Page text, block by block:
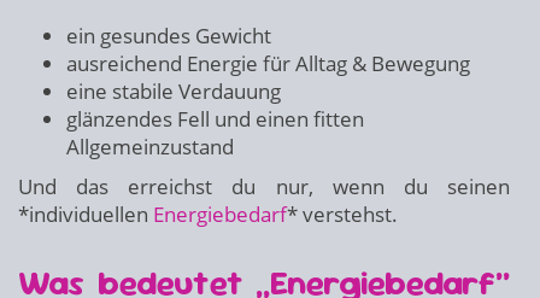
ein gesundes Gewicht
ausreichend Energie für Alltag & Bewegung
eine stabile Verdauung
glänzendes Fell und einen fitten
Allgemeinzustand
Und das erreichst du nur, wenn du seinen
*individuellen Energiebedarf* verstehst.
Was bedeutet „Energiebedarf“